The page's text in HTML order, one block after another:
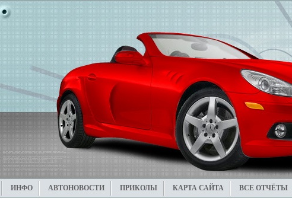
ИНФО АВТОНОВОСТИ ПРИКОЛЫ КАРТА САЙТА ВСЕ ОТЧЁТЫ